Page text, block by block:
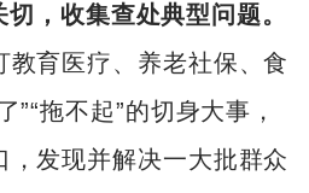
，收集查处典型问题。
教育医疗、养老社保、食
”“拖不起”的切身大事，
，发现并解决一大批群众